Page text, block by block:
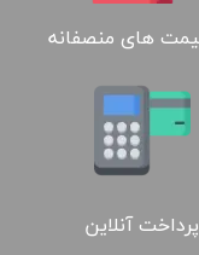
های منصفانه
پرداخت آنلاین